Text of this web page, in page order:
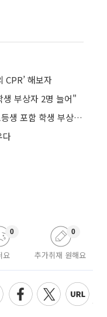
CPR’ 해보자
부상자 2명 늘어"
학생 부상자 2명 늘어"
다
요
0
추가취재 원해요
0